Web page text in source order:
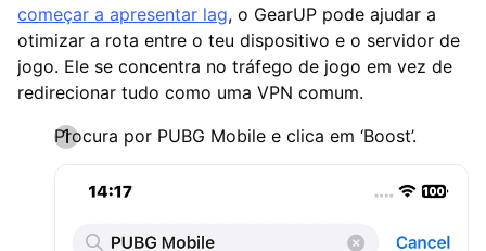
começar a apresentar lag, o GearUP pode ajudar a
otimizar a rota entre o teu dispositivo e o servidor de
jogo. Ele se concentra no tráfego de jogo em vez de
redirecionar tudo como uma VPN comum.
Procura por PUBG Mobile e clica em ‘Boost’.